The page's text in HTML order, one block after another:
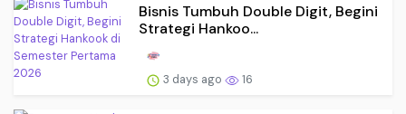
Bisnis Tumbuh Double Digit, Begini
Strategi Hankoo...
3 days ago 16